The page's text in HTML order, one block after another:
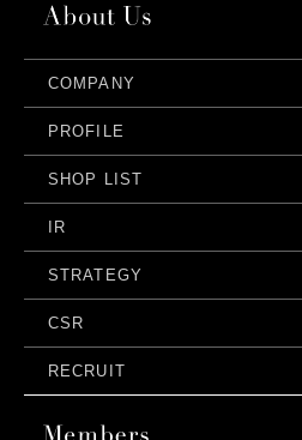
COMPANY
PROFILE
SHOP LIST
IR
STRATEGY
CSR
RECRUIT